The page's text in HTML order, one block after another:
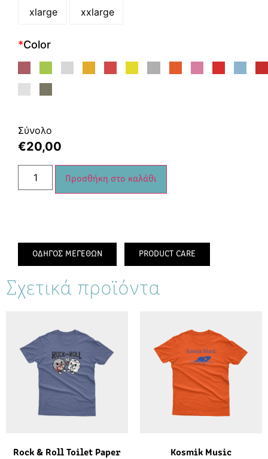
xlarge xxlarge
*Color
Σύνολο
€20,00
Προσθήκη στο καλάθι
ΟΔΗΓΟΣ ΜΕΓΕΘΩΝ PRODUCT CARE
Σχετικά προϊόντα
Rock & Roll Toilet Paper Kosmik Music